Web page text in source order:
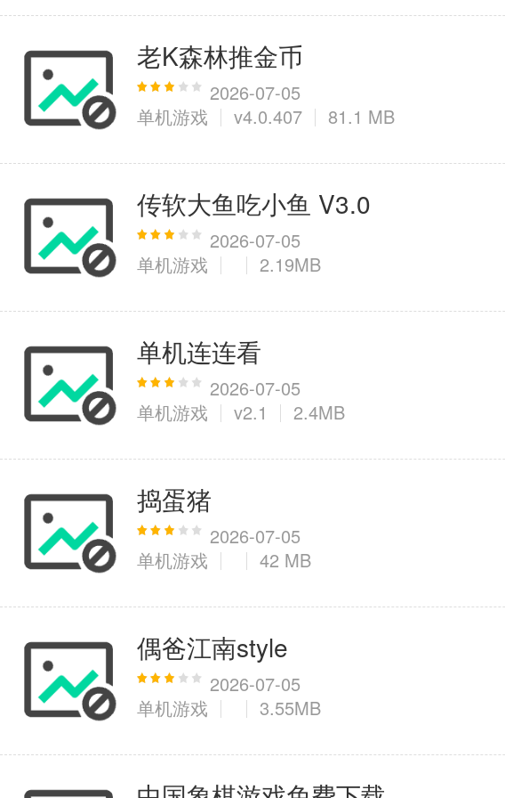
老K森林推金币
2026-07-05
单机游戏
v4.0.407 81.1 MB
传软大鱼吃小鱼 V3.0
2026-07-05
单机游戏
2.19MB
单机连连看
2026-07-05
单机游戏
v2.1 2.4MB
捣蛋猪
2026-07-05
单机游戏
42 MB
偶爸江南style
2026-07-05
单机游戏
3.55MB